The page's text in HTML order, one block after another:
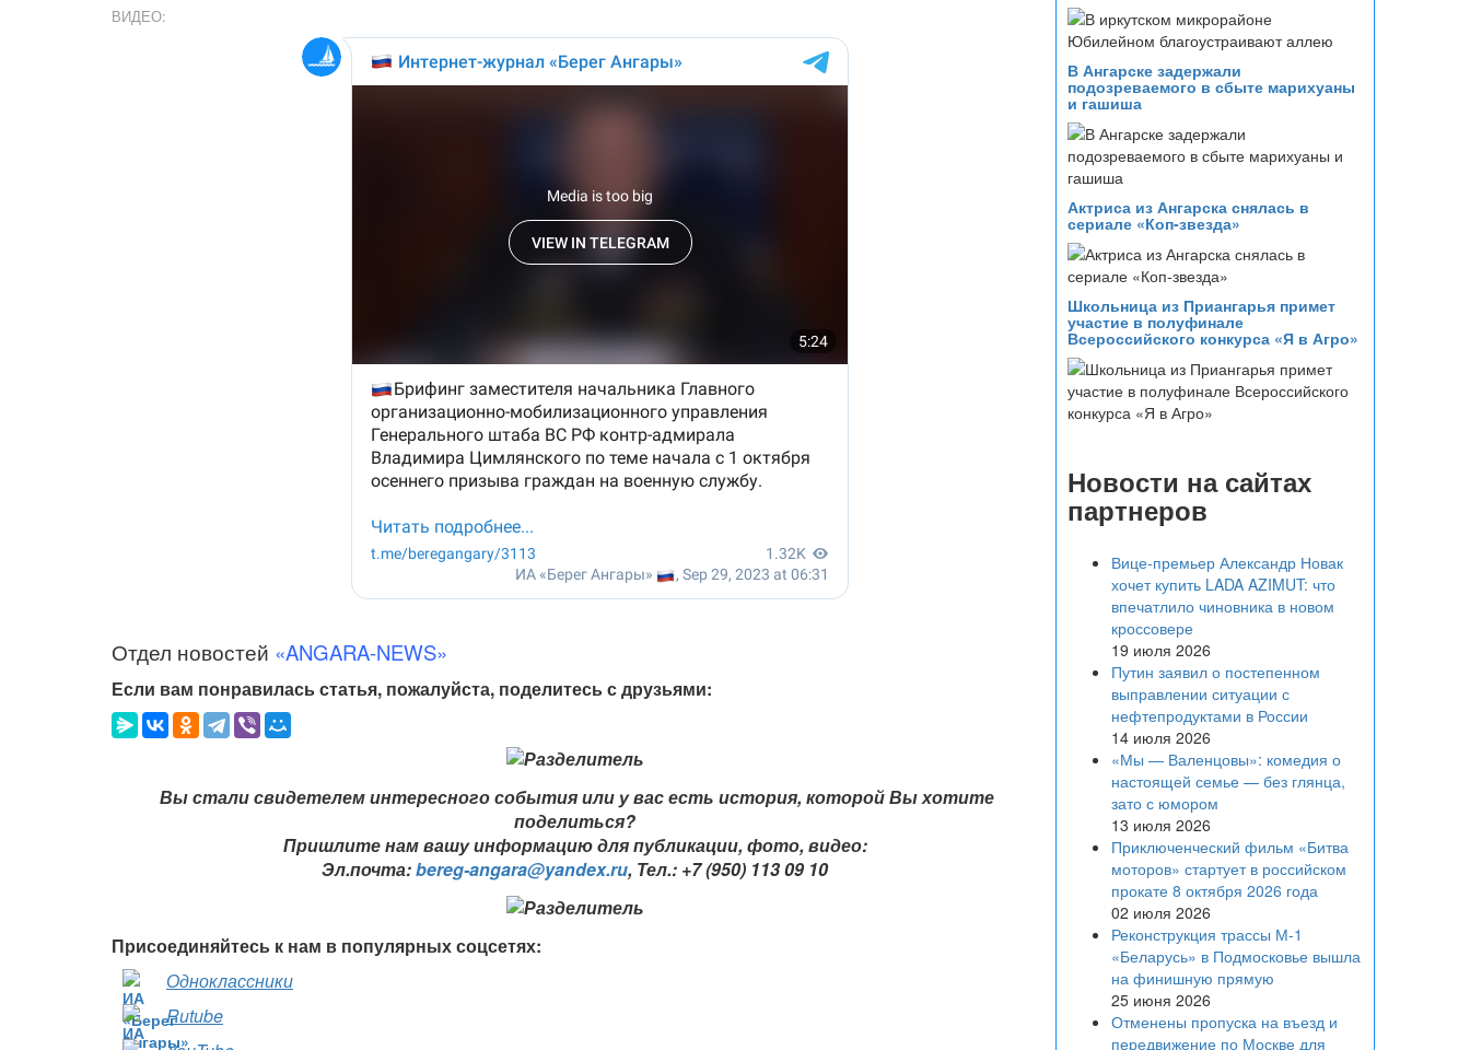
ВИДЕО:
Отдел новостей «ANGARA-NEWS»
Если вам понравилась статья, пожалуйста, поделитесь с друзьями:
Вы стали свидетелем интересного события или у вас есть история, которой Вы хотите
поделиться?
Пришлите нам вашу информацию для публикации, фото, видео:
Эл.почта:bereg-angara@yandex.ru, Тел.: +7 (950) 113 09 10
Присоединяйтесь к нам в популярных соцсетях:
Одноклассники
Rutube
В Ангарске задержали
подозреваемого в сбыте марихуаны
и гашиша
Актриса из Ангарска снялась в
сериале «Коп-звезда»
Школьница из Приангарья примет
участие в полуфинале
Всероссийского конкурса «Я в Агро»
Новости на сайтах
партнеров
Вице‑премьер Александр Новак
хочет купить LADA AZIMUT: что
впечатлило чиновника в новом
кроссовере
19 июля 2026
Путин заявил о постепенном
выправлении ситуации с
нефтепродуктами в России
14 июля 2026
«Мы — Валенцовы»: комедия о
настоящей семье — без глянца,
зато с юмором
13 июля 2026
Приключенческий фильм «Битва
моторов» стартует в российском
прокате 8 октября 2026 года
02 июля 2026
Реконструкция трассы М-1
«Беларусь» в Подмосковье вышла
на финишную прямую
25 июня 2026
Отменены пропуска на въезд и
передвижение по Москве для